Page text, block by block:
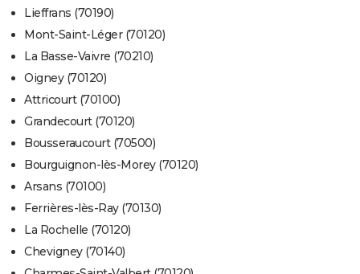
Lieffrans (70190)
Mont-Saint-Léger (70120)
La Basse-Vaivre (70210)
Oigney (70120)
Attricourt (70100)
Grandecourt (70120)
Bousseraucourt (70500)
Bourguignon-lès-Morey (70120)
Arsans (70100)
Ferrières-lès-Ray (70130)
La Rochelle (70120)
Chevigney (70140)